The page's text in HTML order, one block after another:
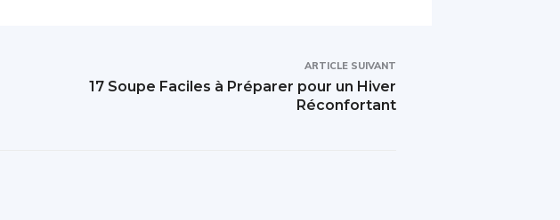
ARTICLE SUIVANT
17 Soupe Faciles à Préparer pour un Hiver
Réconfortant